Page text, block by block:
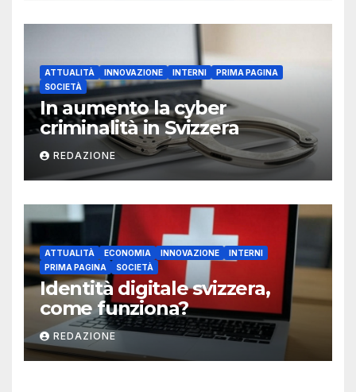
ATTUALITÀ INNOVAZIONE INTERNI
PRIMA PAGINA
SOCIETÀ
In aumento la cyber
criminalità in Svizzera
REDAZIONE
ATTUALITÀ ECONOMIA INNOVAZIONE
INTERNI
PRIMA PAGINA
SOCIETÀ
Identità digitale svizzera,
come funziona?
REDAZIONE